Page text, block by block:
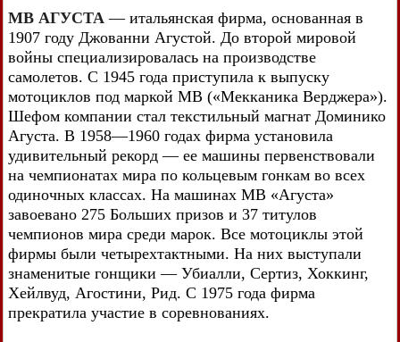
МВ АГУСТА — итальянская фирма, основанная в
1907 году Джованни Агустой. До второй мировой
войны специализировалась на производстве
самолетов. С 1945 года приступила к выпуску
мотоциклов под маркой MB («Мекканика Верджера»).
Шефом компании стал текстильный магнат Доминико
Агуста. В 1958—1960 годах фирма установила
удивительный рекорд — ее машины первенствовали
на чемпионатах мира по кольцевым гонкам во всех
одиночных классах. На машинах MB «Агуста»
завоевано 275 Больших призов и 37 титулов
чемпионов мира среди марок. Все мотоциклы этой
фирмы были четырехтактными. На них выступали
знаменитые гонщики — Убиалли, Сертиз, Хоккинг,
Хейлвуд, Агостини, Рид. С 1975 года фирма
прекратила участие в соревнованиях.